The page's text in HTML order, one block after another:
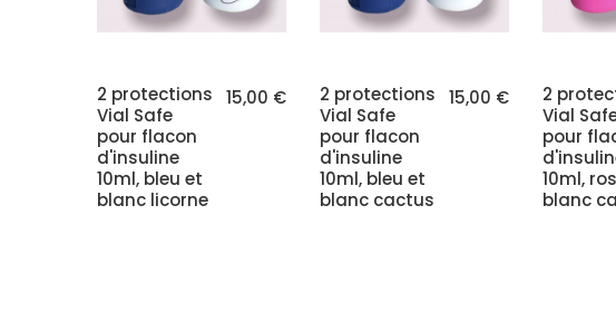
15,00 €
2 protections
Vial Safe
pour flacon
d'insuline
10ml, bleu et
blanc licorne
15,00 €
2 protections
Vial Safe
pour flacon
d'insuline
10ml, bleu et
blanc cactus
2
Vial
pour
10ml,
blanc